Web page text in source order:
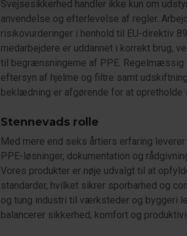
Svejsesikkerhed handler ikke kun om
anvendelse og efterlevelse af regler.
risikovurderinger i henhold til EU-direktiv
medarbejdere er uddannet i korrekt brug,
til begrænsningerne af PPE.
eftersyn af hjelme og filtre samt
beklædning er afgørende for at opretholde
Stennevads rolle
Med mere end seks årtiers erfaring
PPE-løsninger, dokumentation og
Vores produkter er nøje udvalgt til at
standarder, hvilket sikrer sporbarhed og
og tung industri til værksteder og byggeri
balancerer sikkerhed, komfort og